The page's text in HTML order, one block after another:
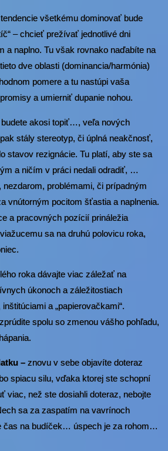
všetkému dominovať bude
– chcieť prežívať jednotlivé dni
a naplno. Tu však rovnako naďabíte na
dve oblasti (dominancia/harmónia)
pomere a tu nastúpi vaša
a umierniť dupanie nohou.
akosi topiť…, veľa nových
stály stereotyp, či úplná neakčnosť,
stavov rezignácie. Tu platí, aby ste sa
a ničím v práci nedali odradiť, …
problémami, či prípadným
vnútorným pocitom šťastia a naplnenia.
a pracovných pozícií prináležia
sa na druhú polovicu roka,
roka dávajte viac záležať na
úkonoch a záležitostiach
a „papierovačkami“.
spolu so zmenou vášho pohľadu,
– znovu v sebe objavíte doteraz
spiacu silu, vďaka ktorej ste schopní
viac, než ste dosiahli doteraz, nebojte
sa za zaspatím na vavrínoch
čas na budíček… úspech je za rohom…